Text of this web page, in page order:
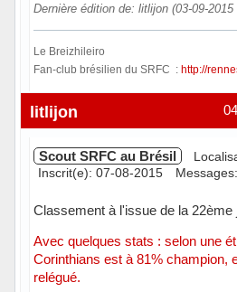
Dernière édition de: litlijon (03-09-2015
Le Breizhileiro
Fan-club brésilien du SRFC : http://
Hors ligne
litlijon
Scout SRFC au Brésil
Inscrit(e): 07-08-2015
Classement à l'issue de la 22ème
Avec quelques stats : selon une
Corinthians est à 81% champion,
relégué.